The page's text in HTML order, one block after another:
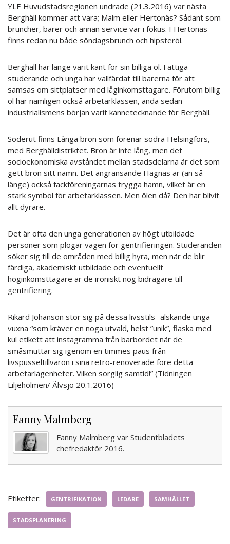
YLE Huvudstadsregionen undrade (21.3.2016) var nästa
Berghäll kommer att vara; Malm eller Hertonäs? Sådant som
bruncher, barer och annan service var i fokus. I Hertonäs
finns redan nu både söndagsbrunch och hipsteröl.
Berghäll har länge varit känt för sin billiga öl. Fattiga
studerande och unga har vallfärdat till barerna för att
samsas om sittplatser med låginkomsttagare. Förutom billig
öl har nämligen också arbetarklassen, ända sedan
industrialismens början varit kännetecknande för Berghäll.
Söderut finns Långa bron som förenar södra Helsingfors,
med Berghälldistriktet. Bron är inte lång, men det
socioekonomiska avståndet mellan stadsdelarna är det som
gett bron sitt namn. Det angränsande Hagnäs är (än så
länge) också fackföreningarnas trygga hamn, vilket är en
stark symbol för arbetarklassen. Men ölen då? Den har blivit
allt dyrare.
Det är ofta den unga generationen av högt utbildade
personer som plogar vägen för gentrifieringen. Studeranden
söker sig till de områden med billig hyra, men när de blir
färdiga, akademiskt utbildade och eventuellt
höginkomsttagare är de ironiskt nog bidragare till
gentrifiering.
Rikard Johanson stör sig på dessa livsstils- älskande unga
vuxna “som kräver en noga utvald, helst ”unik”, flaska med
kul etikett att instagramma från barbordet när de
småsmuttar sig igenom en timmes paus från
livspusseltillvaron i sina retro-renoverade före detta
arbetarlägenheter. Vilken sorglig samtid!” (Tidningen
Liljeholmen/ Älvsjö 20.1.2016)
Fanny Malmberg
Fanny Malmberg var Studentbladets
chefredaktör 2016.
Etiketter: GENTRIFIKATION LEDARE SAMHÄLLET
STADSPLANERING